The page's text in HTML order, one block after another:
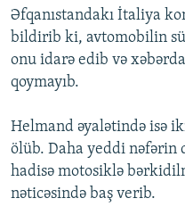
VIDEO
FOTOQALEREYA
İNFOQRAFIKA
KARIKATURA
RADIO ARXIV
OXU ZALI
AZƏRBAYCAN ƏDƏBIYYATI
İSLAM VƏ DEMOKRATIYA
İZ - MƏDƏNIYYƏT PROQRAMI
HAQQIMIZDA
MISSIYAMIZ
PEŞƏ ETIKASI VƏ
MATERIALLARIMIZDAN
AZADLIQRADIOSU MOBIL
RFE/RL-in bütün saytları
Əfqanıstandakı İtaliya
bildirib ki, avtomobilin
onu idarə edib və
qoymayıb.
Helmand əyalətində isə
ölüb. Daha yeddi nəfərin
hadisə motosiklə
nəticəsində baş verib.